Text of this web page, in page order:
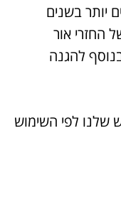
יותר בשנים
החזרי אור
להגנה
שלנו לפי השימוש